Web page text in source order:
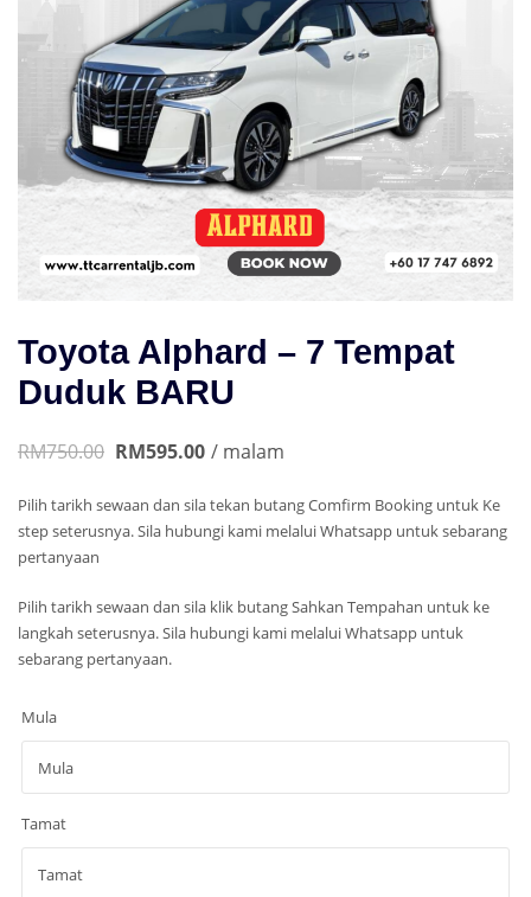
Toyota Alphard – 7 Tempat
Duduk BARU
RM750.00 RM595.00 / malam
Pilih tarikh sewaan dan sila tekan butang Comfirm Booking untuk Ke
step seterusnya. Sila hubungi kami melalui Whatsapp untuk sebarang
pertanyaan
Pilih tarikh sewaan dan sila klik butang Sahkan Tempahan untuk ke
langkah seterusnya. Sila hubungi kami melalui Whatsapp untuk
sebarang pertanyaan.
Mula
Tamat